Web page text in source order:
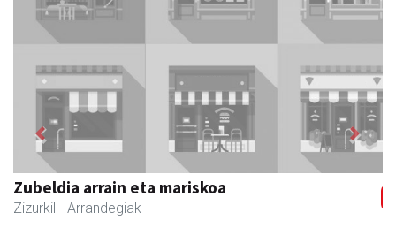
Zubeldia arrain eta mariskoa
Zizurkil - Arrandegiak
Previous Next